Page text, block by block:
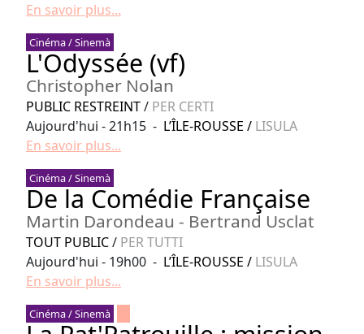
En savoir plus...
Cinéma / Sinemà
L'Odyssée (vf)
Christopher Nolan
PUBLIC RESTREINT/ PER CERTI
Aujourd'hui - 21h15 - L’ÎLE-ROUSSE / LISULA
En savoir plus...
Cinéma / Sinemà
De la Comédie Française
Martin Darondeau - Bertrand Usclat
TOUT PUBLIC/ PER TUTTI
Aujourd'hui - 19h00 - L’ÎLE-ROUSSE / LISULA
En savoir plus...
Cinéma / Sinemà